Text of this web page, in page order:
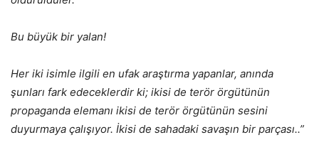
Bu büyük bir yalan!
Her iki isimle ilgili en ufak araştırma yapanlar, anında
şunları fark edeceklerdir ki; ikisi de terör örgütünün
propaganda elemanı ikisi de terör örgütünün sesini
duyurmaya çalışıyor. İkisi de sahadaki savaşın bir parçası..”